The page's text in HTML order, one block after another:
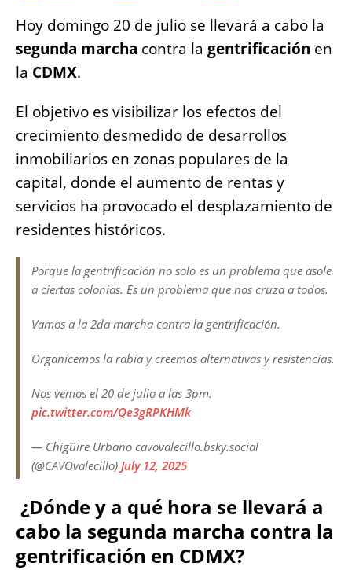
c
e
b
o
o
k
at
s
A
p
p
ss
e
g
er
ai
l
p
y
n
k
a
re
Hoy domingo 20 de julio se llevará a cabo la
segunda marcha contra la gentrificación en
la CDMX.
El objetivo es visibilizar los efectos del
crecimiento desmedido de desarrollos
inmobiliarios en zonas populares de la
capital, donde el aumento de rentas y
servicios ha provocado el desplazamiento de
residentes históricos.
Porque la gentrificación no solo es un problema que asole
a ciertas colonias. Es un problema que nos cruza a todos.
Vamos a la 2da marcha contra la gentrificación.
Organicemos la rabia y creemos alternativas y resistencias.
Nos vemos el 20 de julio a las 3pm.
pic.twitter.com/Qe3gRPKHMk
— Chigüire Urbano cavovalecillo.bsky.social
(@CAVOvalecillo) July 12, 2025
¿Dónde y a qué hora se llevará a
cabo la segunda marcha contra la
gentrificación en CDMX?